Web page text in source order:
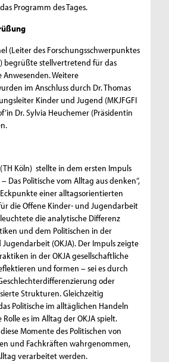
Programm des Tages.
(Leiter des Forschungsschwerpunktes
begrüßte stellvertretend für das
Anwesenden. Weitere
im Anschluss durch Dr. Thomas
Kinder und Jugend (MKJFGFI
Dr. Sylvia Heuchemer (Präsidentin
Köln) stellte in dem ersten Impuls
– Das Politische vom Alltag aus denken“,
einer alltagsorientierten
die Offene Kinder- und Jugendarbeit
die analytische Differenz
und dem Politischen in der
(OKJA). Der Impuls zeigte
in der OKJA gesellschaftliche
und formen – sei es durch
oder
Strukturen. Gleichzeitig
Politische im alltäglichen Handeln
es im Alltag der OKJA spielt.
Momente des Politischen von
und Fachkräften wahrgenommen,
verarbeitet werden.